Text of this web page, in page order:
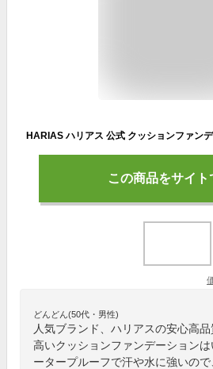
この商品をサイト
どんどん(50代・男性)
人気ブランド、ハリアスの安心高
高いクッションファンデーション
ータープルーフで汗や水に強いので